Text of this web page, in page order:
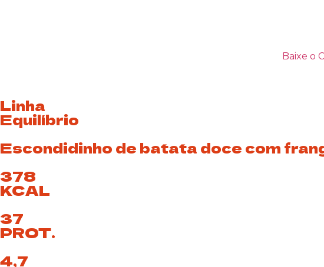
Baixe o
Linha
Equilíbrio
Escondidinho de batata doce com
378
KCAL
37
PROT.
4,7